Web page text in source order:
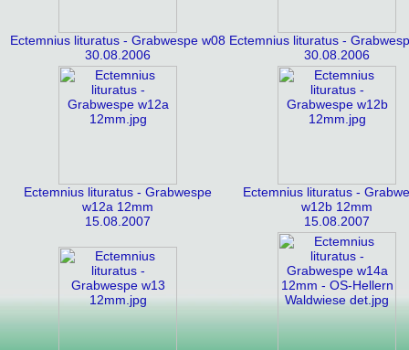
Ectemnius lituratus - Grabwespe w08
30.08.2006
Ectemnius lituratus -
30.08.2006
Ectemnius lituratus - Grabwespe
w12a 12mm
15.08.2007
Ectemnius lituratus -
w12b 12mm
15.08.2007